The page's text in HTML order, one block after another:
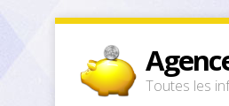
Toutes les